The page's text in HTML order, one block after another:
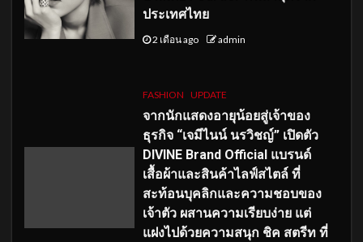
ประเทศไทย
2 เดือน ago admin
FASHION UPDATE
จากนักแสดงอายุน้อยสู่เจ้าของ
ธุรกิจ “เจมีไนน์ นรวิชญ์” เปิดตัว
DIVINE Brand Official แบรนด์
เสื้อผ้าและสินค้าไลฟ์สไตล์ ที่
สะท้อนบุคลิกและความชอบของ
เจ้าตัว ผสานความเรียบง่าย แต่
แฝงไปด้วยความสนุก ชิค สตรีท ที่